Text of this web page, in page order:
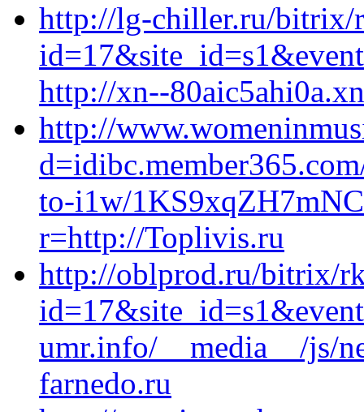
http://lg-chiller.ru/bitrix/
http://xn--
http://
to-i1w/
r=http://Toplivis.ru
http://oblprod.ru/bitrix/
umr.info/__media__/js/
farnedo.ru